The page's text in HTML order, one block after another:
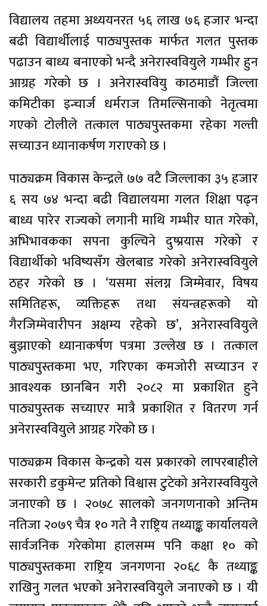
विद्यालय तहमा अध्ययनरत ५६ लाख ७६ हजार भन्दा
बढी विद्यार्थीलाई पाठ्यपुस्तक मार्फत गलत पुस्तक
पढाउन बाध्य बनाएको भन्दै अनेरास्ववियुले गम्भीर हुन
आग्रह गरेको छ । अनेरास्ववियु काठमाडौं जिल्ला
कमिटीका इन्चार्ज धर्मराज तिमल्सिनाको नेतृत्वमा
गएको टोलीले तत्काल पाठ्यपुस्तकमा रहेका गल्ती
सच्याउन ध्यानाकर्षण गराएको छ ।
पाठ्यक्रम विकास केन्द्रले ७७ वटै जिल्लाका ३५ हजार
६ सय ७४ भन्दा बढी विद्यालयमा गलत शिक्षा पढ्न
बाध्य पारेर राज्यको लगानी माथि गम्भीर घात गरेको,
अभिभावकका सपना कुल्चिने दुष्प्रयास गरेको र
विद्यार्थीको भविष्यसँग खेलबाड गरेको अनेरास्ववियुले
ठहर गरेको छ । ‘यसमा संलग्न जिम्मेवार, विषय
समितिहरू, व्यक्तिहरू तथा संयन्त्रहरूको यो
गैरजिम्मेवारीपन अक्षम्य रहेको छ’, अनेरास्ववियुले
बुझाएको ध्यानाकर्षण पत्रमा उल्लेख छ । तत्काल
पाठ्यपुस्तकमा भए, गरिएका कमजोरी सच्याउन र
आवश्यक छानबिन गरी २०८२ मा प्रकाशित हुने
पाठ्यपुस्तक सच्याएर मात्रै प्रकाशित र वितरण गर्न
अनेरास्ववियुले आग्रह गरेको छ ।
पाठ्यक्रम विकास केन्द्रको यस प्रकारको लापरबाहीले
सरकारी डकुमेन्ट प्रतिको विश्वास टुटेको अनेरास्ववियुले
जनाएको छ । २०७८ सालको जनगणनाको अन्तिम
नतिजा २०७९ चैत्र १० गते नै राष्ट्रिय तथ्याङ्क कार्यालयले
सार्वजनिक गरेकोमा हालसम्म पनि कक्षा १० को
पाठ्यपुस्तकमा राष्ट्रिय जनगणना २०६८ कै तथ्याङ्क
राखिनु गलत भएको अनेरास्ववियुले जनाएको छ । यी